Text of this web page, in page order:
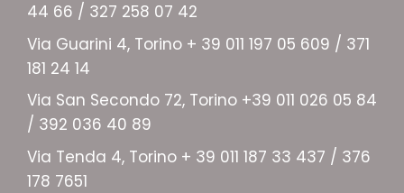
44 66 / 327 258 07 42
Via Guarini 4, Torino + 39 011 197 05 609 / 371
181 24 14
Via San Secondo 72, Torino +39 011 026 05 84
/ 392 036 40 89
Via Tenda 4, Torino + 39 011 187 33 437 / 376
178 7651